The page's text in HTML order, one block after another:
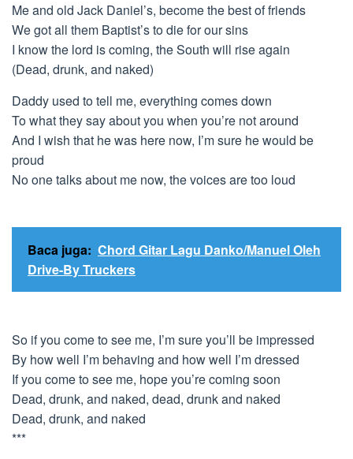
Me and old Jack Daniel’s, become the best of friends
We got all them Baptist’s to die for our sins
I know the lord is coming, the South will rise again
(Dead, drunk, and naked)
Daddy used to tell me, everything comes down
To what they say about you when you’re not around
And I wish that he was here now, I’m sure he would be
proud
No one talks about me now, the voices are too loud
Baca juga: Chord Gitar Lagu Danko/Manuel Oleh
Drive-By Truckers
So if you come to see me, I’m sure you’ll be impressed
By how well I’m behaving and how well I’m dressed
If you come to see me, hope you’re coming soon
Dead, drunk, and naked, dead, drunk and naked
Dead, drunk, and naked
***